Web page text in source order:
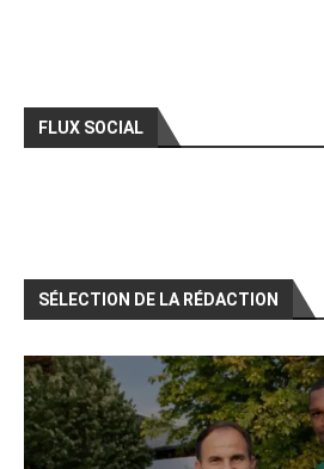
FLUX SOCIAL
SÉLECTION DE LA RÉDACTION